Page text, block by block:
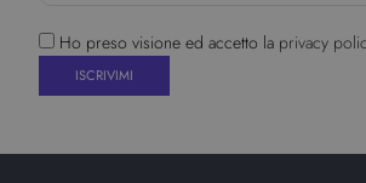
Ho preso visione ed accetto la privacy